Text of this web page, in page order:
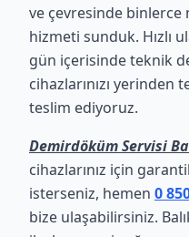
ve çevresinde
hizmeti sunduk. Hızlı
gün içerisinde teknik
cihazlarınızı yerinden
teslim ediyoruz.
Demirdöküm Servisi
cihazlarınız için
isterseniz, hemen 0
bize ulaşabilirsiniz.